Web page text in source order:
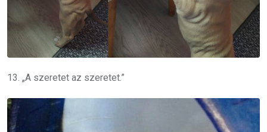
13. „A szeretet az szeretet.”